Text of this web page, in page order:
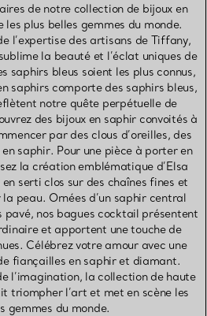
de notre collection de bijoux en
plus belles gemmes du monde.
l’expertise des artisans de Tiffany,
la beauté et l’éclat uniques de
saphirs bleus soient les plus connus,
saphirs comporte des saphirs bleus,
notre quête perpétuelle de
des bijoux en saphir convoités à
par des clous d’oreilles, des
saphir. Pour une pièce à porter en
la création emblématique d’Elsa
serti clos sur des chaînes fines et
peau. Ornées d’un saphir central
nos bagues cocktail présentent
et apportent une touche de
Célébrez votre amour avec une
fiançailles en saphir et diamant.
l’imagination, la collection de haute
triompher l’art et met en scène les
gemmes du monde.